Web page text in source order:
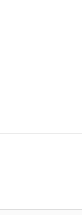
авторских прав